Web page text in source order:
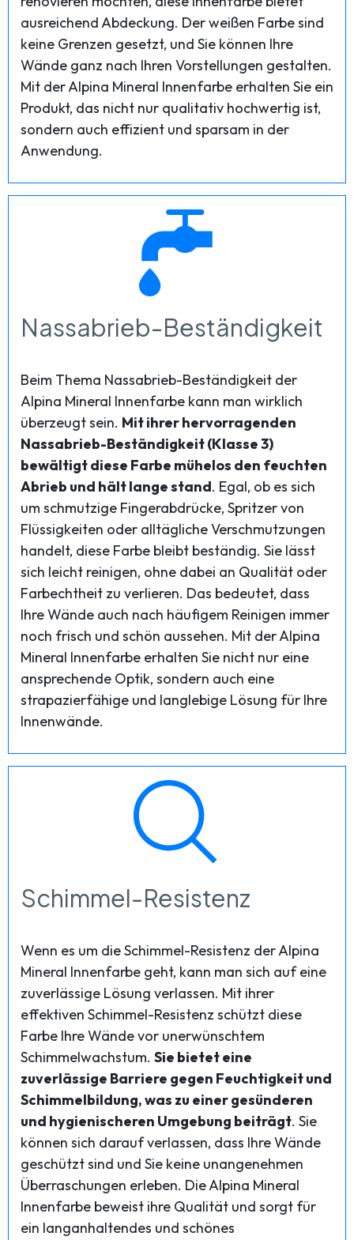
ausreichend Abdeckung. Der weißen Farbe sind
keine Grenzen gesetzt, und Sie können Ihre
Wände ganz nach Ihren Vorstellungen gestalten.
Mit der Alpina Mineral Innenfarbe erhalten Sie ein
Produkt, das nicht nur qualitativ hochwertig ist,
sondern auch effizient und sparsam in der
Anwendung.
Nassabrieb-Beständigkeit
Beim Thema Nassabrieb-Beständigkeit der
Alpina Mineral Innenfarbe kann man wirklich
überzeugt sein. Mit ihrer hervorragenden
Nassabrieb-Beständigkeit (Klasse 3)
bewältigt diese Farbe mühelos den feuchten
Abrieb und hält lange stand. Egal, ob es sich
um schmutzige Fingerabdrücke, Spritzer von
Flüssigkeiten oder alltägliche Verschmutzungen
handelt, diese Farbe bleibt beständig. Sie lässt
sich leicht reinigen, ohne dabei an Qualität oder
Farbechtheit zu verlieren. Das bedeutet, dass
Ihre Wände auch nach häufigem Reinigen immer
noch frisch und schön aussehen. Mit der Alpina
Mineral Innenfarbe erhalten Sie nicht nur eine
ansprechende Optik, sondern auch eine
strapazierfähige und langlebige Lösung für Ihre
Innenwände.
Schimmel-Resistenz
Wenn es um die Schimmel-Resistenz der Alpina
Mineral Innenfarbe geht, kann man sich auf eine
zuverlässige Lösung verlassen. Mit ihrer
effektiven Schimmel-Resistenz schützt diese
Farbe Ihre Wände vor unerwünschtem
Schimmelwachstum. Sie bietet eine
zuverlässige Barriere gegen Feuchtigkeit und
Schimmelbildung, was zu einer gesünderen
und hygienischeren Umgebung beiträgt. Sie
können sich darauf verlassen, dass Ihre Wände
geschützt sind und Sie keine unangenehmen
Überraschungen erleben. Die Alpina Mineral
Innenfarbe beweist ihre Qualität und sorgt für
ein langanhaltendes und schönes